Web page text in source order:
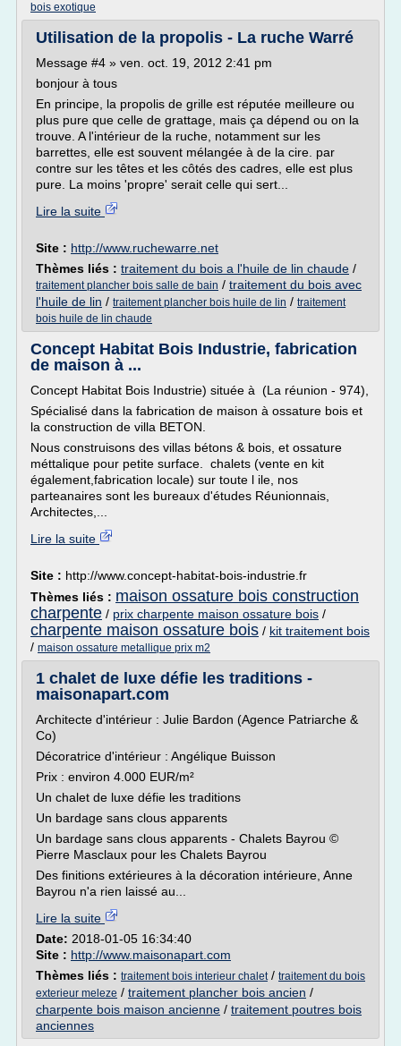
bois exotique
Utilisation de la propolis - La ruche Warré
Message #4 » ven. oct. 19, 2012 2:41 pm
bonjour à tous
En principe, la propolis de grille est réputée meilleure ou
plus pure que celle de grattage, mais ça dépend ou on la
trouve. A l'intérieur de la ruche, notamment sur les
barrettes, elle est souvent mélangée à de la cire. par
contre sur les têtes et les côtés des cadres, elle est plus
pure. La moins 'propre' serait celle qui sert...
Lire la suite
Site : http://www.ruchewarre.net
Thèmes liés : traitement du bois a l'huile de lin chaude /
traitement plancher bois salle de bain / traitement du bois avec
l'huile de lin / traitement plancher bois huile de lin / traitement
bois huile de lin chaude
Concept Habitat Bois Industrie, fabrication
de maison à ...
Concept Habitat Bois Industrie) située à (La réunion - 974),
Spécialisé dans la fabrication de maison à ossature bois et
la construction de villa BETON.
Nous construisons des villas bétons & bois, et ossature
méttalique pour petite surface. chalets (vente en kit
également,fabrication locale) sur toute l ile, nos
parteanaires sont les bureaux d'études Réunionnais,
Architectes,...
Lire la suite
Site : http://www.concept-habitat-bois-industrie.fr
Thèmes liés : maison ossature bois construction
charpente / prix charpente maison ossature bois /
charpente maison ossature bois / kit traitement bois
/ maison ossature metallique prix m2
1 chalet de luxe défie les traditions -
maisonapart.com
Architecte d'intérieur : Julie Bardon (Agence Patriarche &
Co)
Décoratrice d'intérieur : Angélique Buisson
Prix : environ 4.000 EUR/m²
Un chalet de luxe défie les traditions
Un bardage sans clous apparents
Un bardage sans clous apparents - Chalets Bayrou ©
Pierre Masclaux pour les Chalets Bayrou
Des finitions extérieures à la décoration intérieure, Anne
Bayrou n'a rien laissé au...
Lire la suite
Date: 2018-01-05 16:34:40
Site : http://www.maisonapart.com
Thèmes liés : traitement bois interieur chalet/ traitement du bois
exterieur meleze / traitement plancher bois ancien /
charpente bois maison ancienne / traitement poutres bois
anciennes